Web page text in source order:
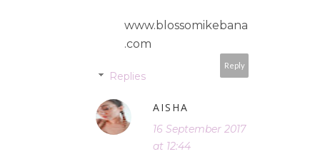
www.blossomikebana
.com
Reply
Replies
AISHA
16 September 2017
at 12:44